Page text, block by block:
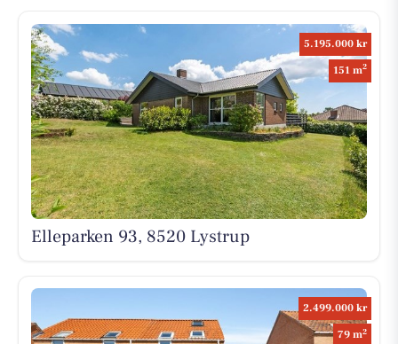
5.195.000 kr
151 m2
Elleparken 93, 8520 Lystrup
2.499.000 kr
79 m2